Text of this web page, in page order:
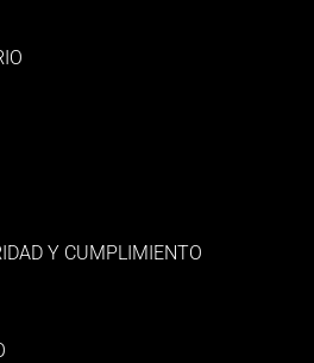
Y CUMPLIMIENTO